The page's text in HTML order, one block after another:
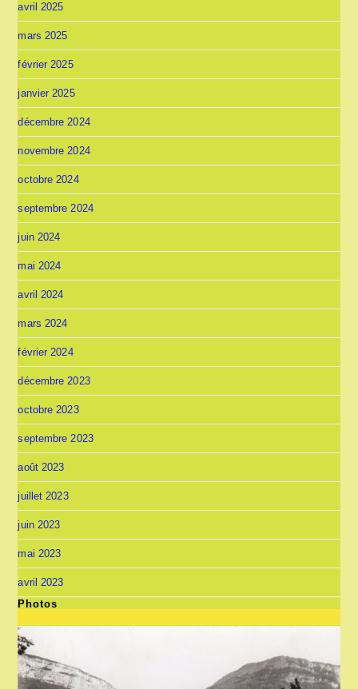
avril 2025
mars 2025
février 2025
janvier 2025
décembre 2024
novembre 2024
octobre 2024
septembre 2024
juin 2024
mai 2024
avril 2024
mars 2024
février 2024
décembre 2023
octobre 2023
septembre 2023
août 2023
juillet 2023
juin 2023
mai 2023
avril 2023
Photos